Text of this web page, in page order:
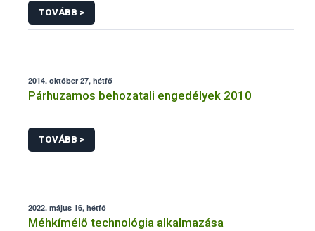
TOVÁBB >
2014. október 27, hétfő
Párhuzamos behozatali engedélyek 2010
TOVÁBB >
2022. május 16, hétfő
Méhkímélő technológia alkalmazása